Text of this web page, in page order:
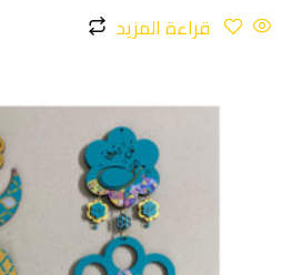
قراءة المزيد